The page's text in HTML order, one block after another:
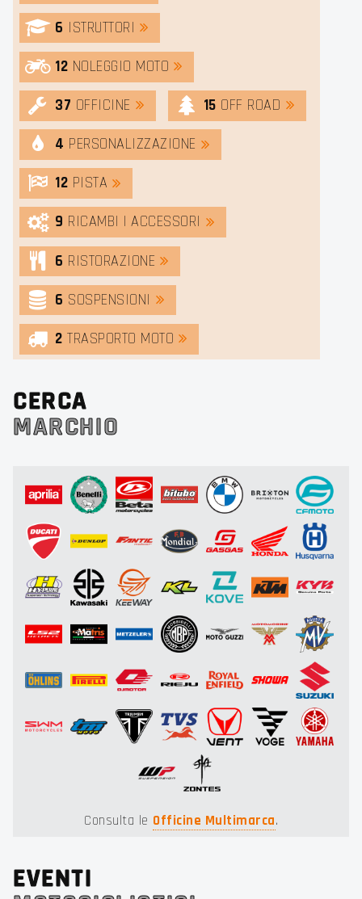
6 ISTRUTTORI
12 NOLEGGIO MOTO
37 OFFICINE 15 OFF ROAD
4 PERSONALIZZAZIONE
12 PISTA
9 RICAMBI | ACCESSORI
6 RISTORAZIONE
6 SOSPENSIONI
2 TRASPORTO MOTO
CERCA
MARCHIO
Consulta le Officine Multimarca.
EVENTI